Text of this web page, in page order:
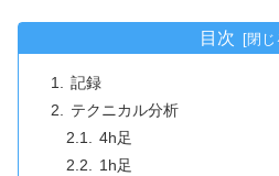
目次
記録
テクニカル分析
4h足
1h足